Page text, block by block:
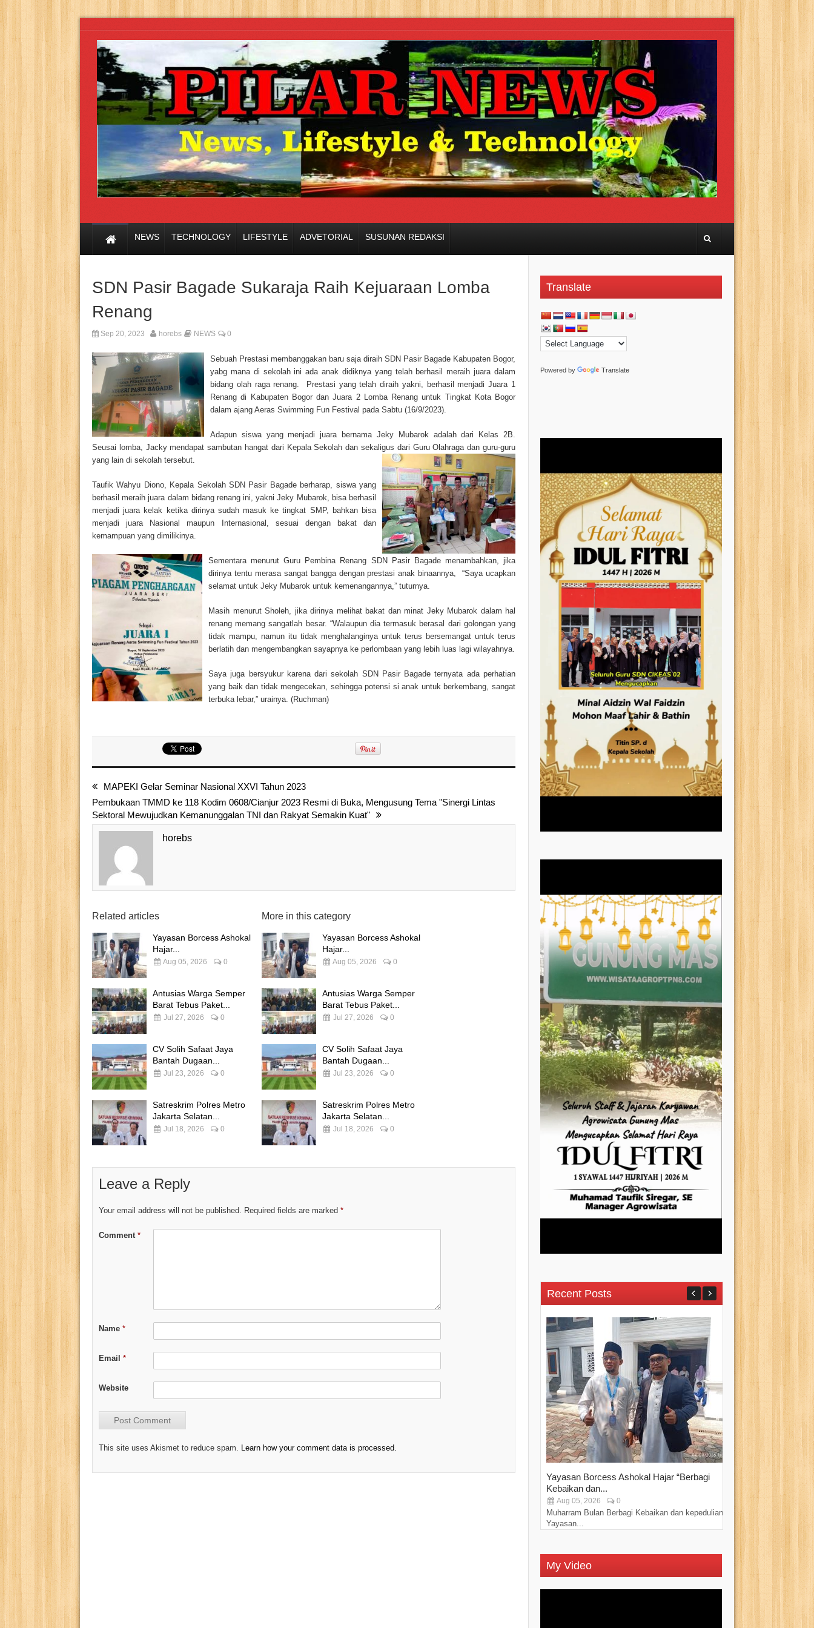
NEWS TECHNOLOGY LIFESTYLE ADVETORIAL SUSUNAN REDAKSI
SDN Pasir Bagade Sukaraja Raih Kejuaraan Lomba
Renang
Sep 20, 2023 horebs NEWS 0
Sebuah Prestasi membanggakan baru saja diraih SDN Pasir Bagade Kabupaten Bogor,
yabg mana di sekolah ini ada anak didiknya yang telah berhasil meraih juara dalam
bidang olah raga renang. Prestasi yang telah diraih yakni, berhasil menjadi Juara 1
Renang di Kabupaten Bogor dan Juara 2 Lomba Renang untuk Tingkat Kota Bogor
dalam ajang Aeras Swimming Fun Festival pada Sabtu (16/9/2023).
Adapun siswa yang menjadi juara bernama Jeky Mubarok adalah dari Kelas 2B.
Seusai lomba, Jacky mendapat sambutan hangat dari Kepala Sekolah dan sekaligus dari Guru Olahraga dan guru-guru
yang lain di sekolah tersebut.
Taufik Wahyu Diono, Kepala Sekolah SDN Pasir Bagade berharap, siswa yang
berhasil meraih juara dalam bidang renang ini, yakni Jeky Mubarok, bisa berhasil
menjadi juara kelak ketika dirinya sudah masuk ke tingkat SMP, bahkan bisa
menjadi juara Nasional maupun Internasional, sesuai dengan bakat dan
kemampuan yang dimilikinya.
Sementara menurut Guru Pembina Renang SDN Pasir Bagade menambahkan, jika
dirinya tentu merasa sangat bangga dengan prestasi anak binaannya, “Saya ucapkan
selamat untuk Jeky Mubarok untuk kemenangannya,” tuturnya.
Masih menurut Sholeh, jika dirinya melihat bakat dan minat Jeky Mubarok dalam hal
renang memang sangatlah besar. “Walaupun dia termasuk berasal dari golongan yang
tidak mampu, namun itu tidak menghalanginya untuk terus bersemangat untuk terus
berlatih dan mengembangkan sayapnya ke perlombaan yang lebih luas lagi wilayahnya.
Saya juga bersyukur karena dari sekolah SDN Pasir Bagade ternyata ada perhatian
yang baik dan tidak mengecekan, sehingga potensi si anak untuk berkembang, sangat
terbuka lebar,” urainya. (Ruchman)
MAPEKI Gelar Seminar Nasional XXVI Tahun 2023
Pembukaan TMMD ke 118 Kodim 0608/Cianjur 2023 Resmi di Buka, Mengusung Tema "Sinergi Lintas
Sektoral Mewujudkan Kemanunggalan TNI dan Rakyat Semakin Kuat"
horebs
Related articles
Yayasan Borcess Ashokal
Hajar...
Aug 05, 2026 0
Antusias Warga Semper
Barat Tebus Paket...
Jul 27, 2026 0
CV Solih Safaat Jaya
Bantah Dugaan...
Jul 23, 2026 0
Satreskrim Polres Metro
Jakarta Selatan...
Jul 18, 2026 0
More in this category
Yayasan Borcess Ashokal
Hajar...
Aug 05, 2026 0
Antusias Warga Semper
Barat Tebus Paket...
Jul 27, 2026 0
CV Solih Safaat Jaya
Bantah Dugaan...
Jul 23, 2026 0
Satreskrim Polres Metro
Jakarta Selatan...
Jul 18, 2026 0
Leave a Reply
Your email address will not be published. Required fields are marked *
Comment *
Name *
Email *
Website
This site uses Akismet to reduce spam. Learn how your comment data is processed.
Translate
Powered by Translate
Recent Posts
Yayasan Borcess Ashokal Hajar “Berbagi
Kebaikan dan...
Aug 05, 2026 0
Muharram Bulan Berbagi Kebaikan dan kepedulian,
Yayasan...
Antusias Warga
Sembako Murah
Jul 27, 2026
JAKARTA ||
mengikuti...
My Video